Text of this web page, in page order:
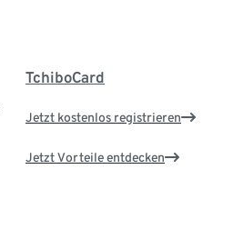
TchiboCard
Jetzt kostenlos registrieren
Jetzt Vorteile entdecken